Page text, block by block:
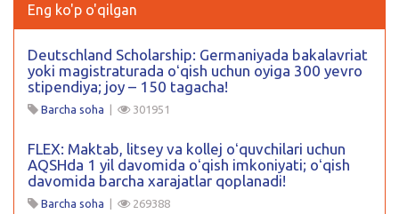
Eng ko'p o'qilgan
Deutschland Scholarship: Germaniyada bakalavriat
yoki magistraturada oʻqish uchun oyiga 300 yevro
stipendiya; joy – 150 tagacha!
Barcha soha | 301951
FLEX: Maktab, litsey va kollej oʻquvchilari uchun
AQSHda 1 yil davomida oʻqish imkoniyati; oʻqish
davomida barcha xarajatlar qoplanadi!
Barcha soha | 269388